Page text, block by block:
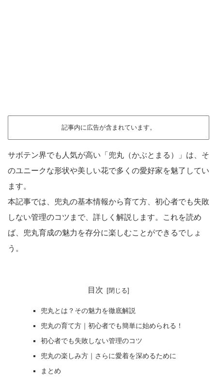
記事内に広告が含まれています。
サボテン界でも人気が高い「兜丸（かぶとまる）」は、そ
のユニークな形状や美しい花で多くの愛好家を魅了してい
ます。
本記事では、兜丸の基本情報から育て方、初心者でも失敗
しない管理のコツまで、詳しく解説します。これを読め
ば、兜丸育成の魅力を存分に楽しむことができるでしょ
う。
目次
兜丸とは？その魅力を徹底解説
兜丸の育て方｜初心者でも簡単に始められる！
初心者でも失敗しない管理のコツ
兜丸の楽しみ方｜さらに愛着を深めるために
まとめ